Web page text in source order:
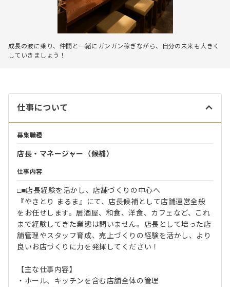
成長の波に乗り、仲間と一緒にガンガン稼ぎながら、自分の未来も大きく
していきましょう！
仕事について
募集職種
店長・マネージャー（候補）
仕事内容
□■店長経験を活かし、店舗づくりの中心へ
『やきとり まるま』にて、店長候補として店舗運営全般
をお任せします。居酒屋、和食、洋食、カフェなど、これ
まで経験してきた業態は問いません。店長として培った店
舗管理やスタッフ育成、売上づくりの経験を活かし、より
良いお店づくりに力を発揮してください！
【主な仕事内容】
・ホール、キッチンを含む店舗全体の管理